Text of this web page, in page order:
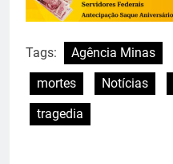
Tags: Agência Minas
mortes
Notícias
tragedia